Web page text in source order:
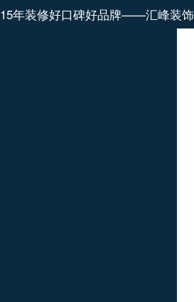
15年装修好口碑好品牌——汇峰装饰